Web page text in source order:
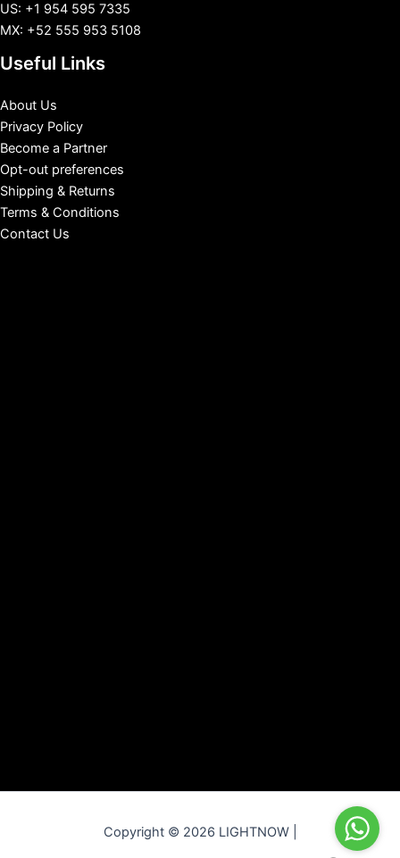
US: +1 954 595 7335
MX: +52 555 953 5108
Useful Links
About Us
Privacy Policy
Become a Partner
Opt-out preferences
Shipping & Returns
Terms & Conditions
Contact Us
Copyright © 2026 LIGHTNOW |